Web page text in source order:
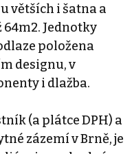
větších i šatna a
Jednotky
položena
designu, v
i dlažba.
(a plátce DPH) a
zázemí v Brně, je